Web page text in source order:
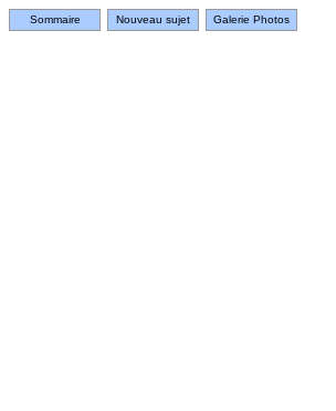
Sommaire Nouveau sujet Galerie Photos